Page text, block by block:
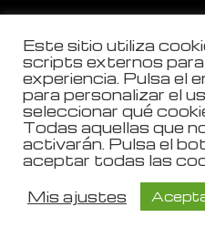
Este sitio utiliza
scripts externos
experiencia. Pulsa el
para personalizar el
seleccionar qué
Todas aquellas que
activarán. Pulsa el
aceptar todas las
Mis ajustes